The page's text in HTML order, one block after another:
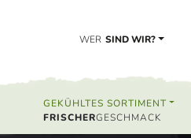
WER SIND WIR?
FRISCHER
GEKÜHLTES SORTIMENT